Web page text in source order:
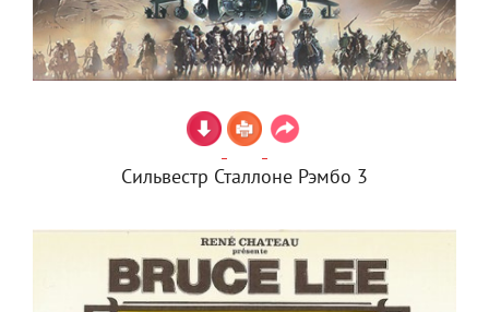
Сильвестр Сталлоне Рэмбо 3